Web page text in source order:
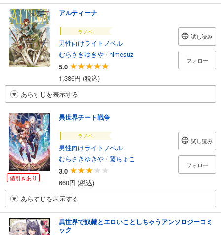
アルティーナ
ラノベ
男性向けライトノベル
むらさきゆきや / himesuz
5.0
1,386円 (税込)
試し読み
フォロー
あらすじを表示する
値引きあり
異世界チート戦争
ラノベ
男性向けライトノベル
むらさきゆきや / 藤ちょこ
3.0
660円 (税込)
試し読み
フォロー
あらすじを表示する
異世界で奴隷とエロいことしちゃうアンソロジーコミ
ック